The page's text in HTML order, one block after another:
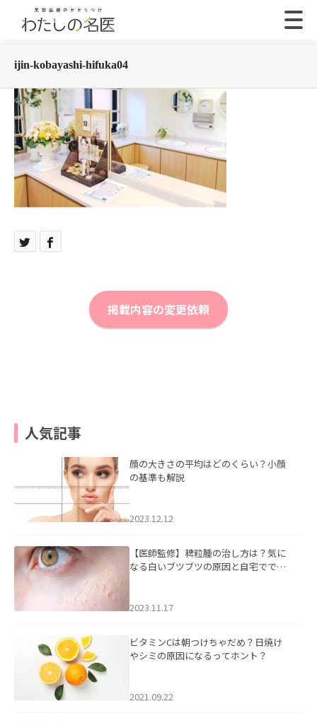
ijin-kobayashi-hifuka04
掲載内容の変更依頼
人気記事
顔の大きさの平均はどのくらい？小顔
の基準も解説
2023.12.12
【医師監修】稗粒腫の治し方は？気に
なる白いブツブツの原因と自宅ででき
2023.11.17
ビタミンCは朝つけちゃだめ？日焼け
やシミの原因になるってホント？
2021.09.22